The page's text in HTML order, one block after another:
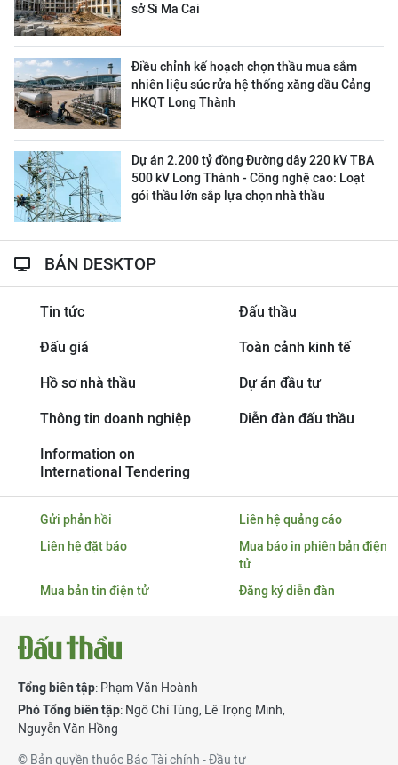
sở Si Ma Cai
Điều chỉnh kế hoạch chọn thầu mua sắm
nhiên liệu súc rửa hệ thống xăng dầu Cảng
HKQT Long Thành
Dự án 2.200 tỷ đồng Đường dây 220 kV TBA
500 kV Long Thành - Công nghệ cao: Loạt
gói thầu lớn sắp lựa chọn nhà thầu
BẢN DESKTOP
Tin tức Đấu thầu
Đấu giá Toàn cảnh kinh tế
Hồ sơ nhà thầu Dự án đầu tư
Thông tin doanh nghiệp Diễn đàn đấu thầu
Information on
International Tendering
Gửi phản hồi
Liên hệ quảng cáo
Liên hệ đặt báo
Mua báo in phiên bản điện
tử
Mua bản tin điện tử
Đăng ký diễn đàn
Tổng biên tập: Phạm Văn Hoành
Phó Tổng biên tập: Ngô Chí Tùng, Lê Trọng Minh,
Nguyễn Văn Hồng
© Bản quyền thuộc Báo Tài chính - Đầu tư